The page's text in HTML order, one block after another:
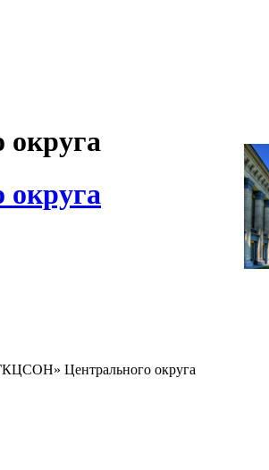
Центрального округа